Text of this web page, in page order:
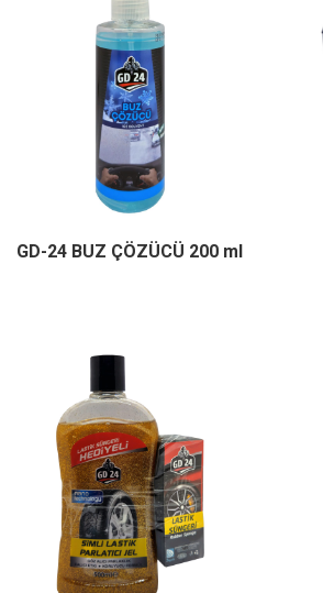
GD-24 BUZ ÇÖZÜCÜ 200 ml